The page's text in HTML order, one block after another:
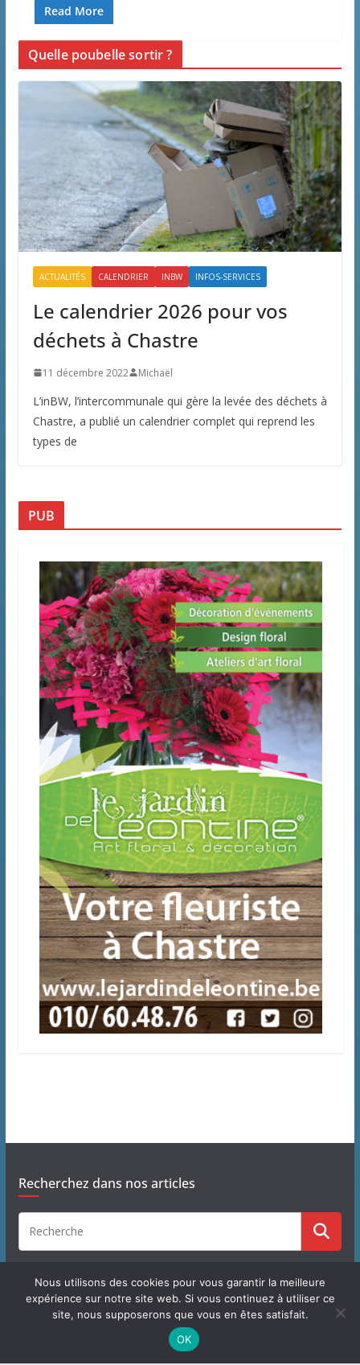
Read More
Quelle poubelle sortir ?
ACTUALITÉS CALENDRIER INBW INFOS-SERVICES
Le calendrier 2026 pour vos
déchets à Chastre
11 décembre 2022 Michaël
L’inBW, l’intercommunale qui gère la levée des déchets à
Chastre, a publié un calendrier complet qui reprend les
types de
PUB
Recherchez dans nos articles
Copyright © 2026 J'habite à Chastre
par ThemeGrill. Propulsé par
Nous utilisons des cookies pour vous garantir la meilleure
expérience sur notre site web. Si vous continuez à utiliser ce
site, nous supposerons que vous en êtes satisfait.
OK